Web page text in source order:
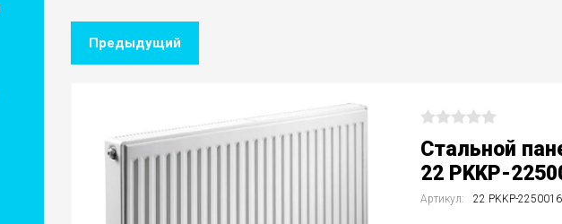
Предыдущий
Стальной
22 PKKP-
Артикул: 22 PKKP-